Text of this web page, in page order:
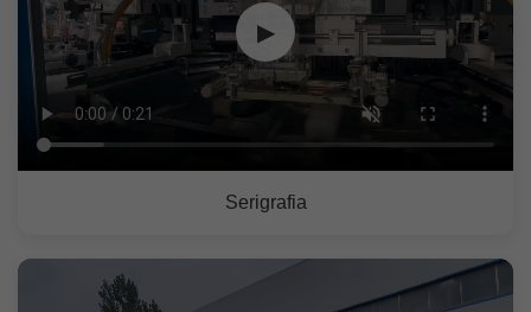
▶
Serigrafia